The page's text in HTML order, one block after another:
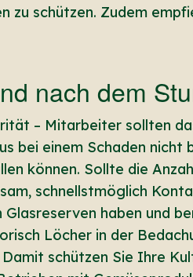
zu schützen. Zudem
nach dem
– Mitarbeiter sollten
bei einem Schaden
können. Sollte die
schnellstmöglich
haben und
Löcher in der
schützen Sie Ihre